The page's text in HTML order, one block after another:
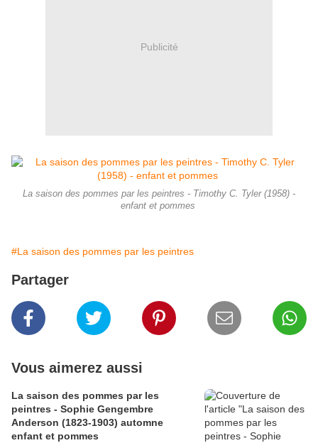
Publicité
La saison des pommes par les peintres - Timothy C. Tyler (1958) -
enfant et pommes
#La saison des pommes par les peintres
Partager
Vous aimerez aussi
La saison des pommes par les
peintres - Sophie Gengembre
Anderson (1823-1903) automne
enfant et pommes